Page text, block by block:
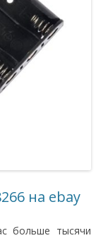
на ebay
больше тысячи